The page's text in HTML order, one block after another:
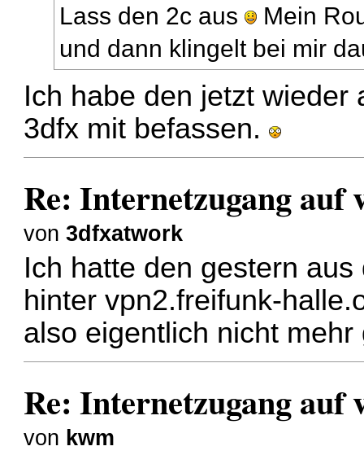
Lass den 2c aus
Mein
und dann klingelt bei mir
Ich habe den jetzt wieder
3dfx mit befassen.
Re: Internetzugang auf
von3dfxatwork
Ich hatte den gestern
hinter vpn2.freifunk-
also eigentlich nicht
Re: Internetzugang auf
von kwm